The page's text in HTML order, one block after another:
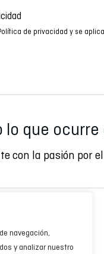
navegación,
y analizar nuestro
de privacidad y se
que ocurre
con la pasión por
medidas